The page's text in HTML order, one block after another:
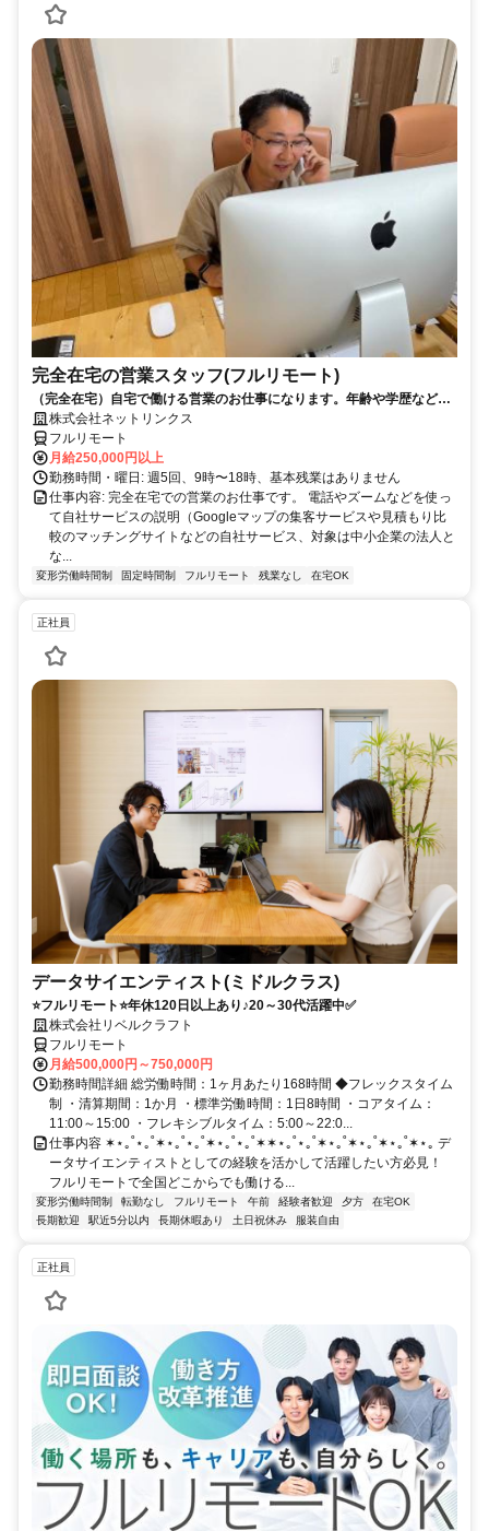
完全在宅の営業スタッフ(フルリモート)
（完全在宅）自宅で働ける営業のお仕事になります。年齢や学歴など問
いません。
株式会社ネットリンクス
フルリモート
月給250,000円以上
勤務時間・曜日: 週5回、9時〜18時、基本残業はありません
仕事内容: 完全在宅での営業のお仕事です。 電話やズームなどを使っ
て自社サービスの説明（Googleマップの集客サービスや見積もり比
較のマッチングサイトなどの自社サービス、対象は中小企業の法人と
な...
変形労働時間制 固定時間制 フルリモート 残業なし 在宅OK
正社員
データサイエンティスト(ミドルクラス)
⭐フルリモート⭐年休120日以上あり♪20～30代活躍中✅
株式会社リベルクラフト
フルリモート
月給500,000円～750,000円
勤務時間詳細 総労働時間：1ヶ月あたり168時間 ◆フレックスタイム
制 ・清算期間：1か月 ・標準労働時間：1日8時間 ・コアタイム：
11:00～15:00 ・フレキシブルタイム：5:00～22:0...
仕事内容 ✶⋆｡˚⋆｡˚✶⋆｡˚⋆｡˚✶⋆｡˚⋆｡˚✶✶⋆｡˚⋆｡˚✶⋆｡˚✶⋆｡˚✶⋆｡˚✶⋆｡ デ
ータサイエンティストとしての経験を活かして活躍したい方必見！
フルリモートで全国どこからでも働ける...
変形労働時間制 転勤なし フルリモート 午前 経験者歓迎 夕方
在宅OK
長期歓迎
駅近5分以内 長期休暇あり 土日祝休み 服装自由
正社員